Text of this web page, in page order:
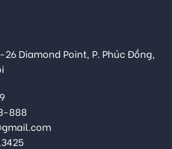
26 Diamond Point, P. Phúc Đồng,
888